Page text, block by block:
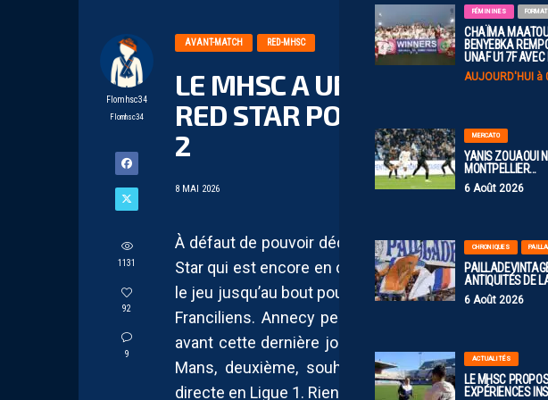
FÉMININES
CHAÏMA
BENYEBKA
UNAF U17F AVEC
AUJOURD'HUI à
MERCATO
YANIS ZOUAOUI
MONTPELLIER…
6 Août 2026
CHRONIQUES
ANTIQUITÉS DE
6 Août 2026
ACTUALITÉS
LE MHSC
EXPÉRIENCES
Flomhsc34
Flomhsc34
1131
92
9
AVANT-MATCH RED-MHSC
LE MHSC A UN RÔLE
RED STAR POUR CLORE LA
2
8 MAI 2026
À défaut de pouvoir décrocher les barrages,
Star qui est encore en cours pour la deuxième
le jeu jusqu’au bout pour une fin de saison
Franciliens. Annecy peut encore y croire tandis
avant cette dernière journée de championnat peut
Mans, deuxième, souhaitera conserver cette
directe en Ligue 1. Rien n’est joué dans ce haut de